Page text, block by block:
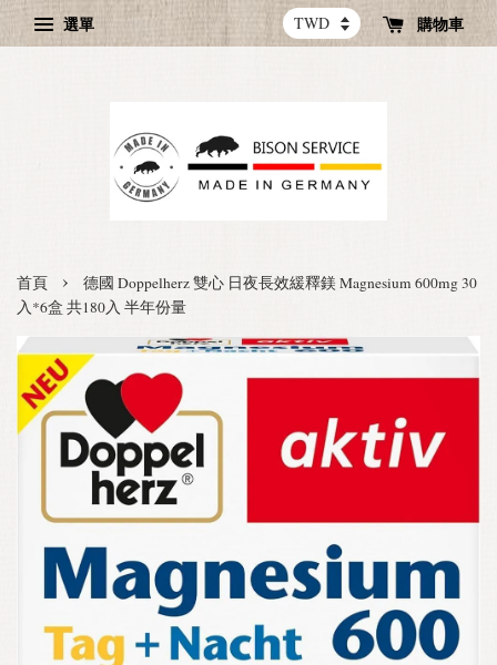
選單 購物車
首頁 ›
德國 Doppelherz 雙心 日夜長效緩釋鎂 Magnesium 600mg 30
入*6盒 共180入 半年份量